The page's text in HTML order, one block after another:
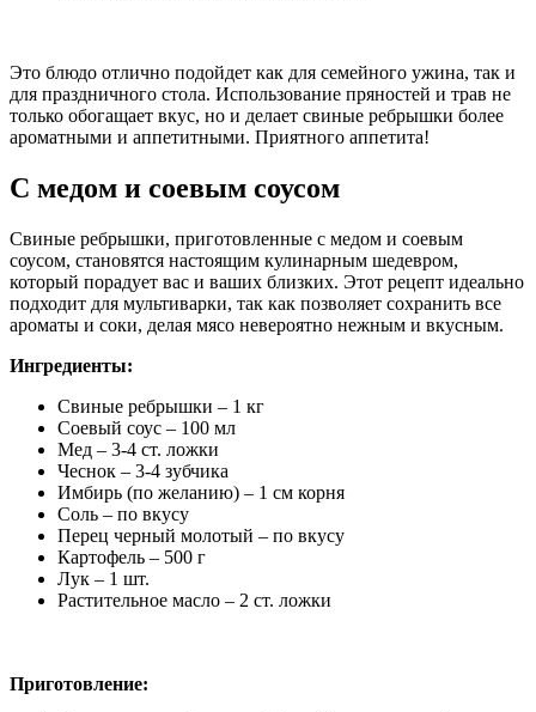
Это блюдо отлично подойдет как для семейного ужина, так и
для праздничного стола. Использование пряностей и трав не
только обогащает вкус, но и делает свиные ребрышки более
ароматными и аппетитными. Приятного аппетита!
С медом и соевым соусом
Свиные ребрышки, приготовленные с медом и соевым
соусом, становятся настоящим кулинарным шедевром,
который порадует вас и ваших близких. Этот рецепт идеально
подходит для мультиварки, так как позволяет сохранить все
ароматы и соки, делая мясо невероятно нежным и вкусным.
Ингредиенты:
Свиные ребрышки – 1 кг
Соевый соус – 100 мл
Мед – 3-4 ст. ложки
Чеснок – 3-4 зубчика
Имбирь (по желанию) – 1 см корня
Соль – по вкусу
Перец черный молотый – по вкусу
Картофель – 500 г
Лук – 1 шт.
Растительное масло – 2 ст. ложки
Приготовление: